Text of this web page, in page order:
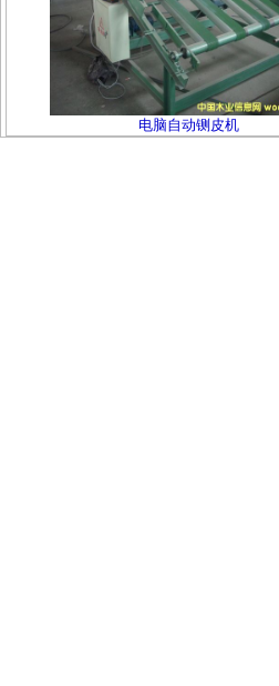
电脑自动铡皮机